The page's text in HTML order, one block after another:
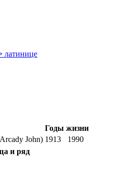
латинице
Годы жизни
John) 1913
1990
и ряд